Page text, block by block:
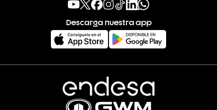
Descarga nuestra app